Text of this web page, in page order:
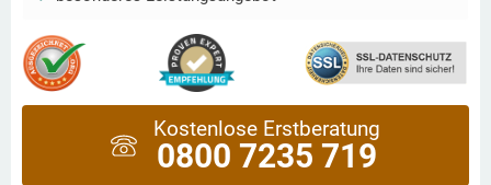
Kostenlose Erstberatung
0800 7235 719